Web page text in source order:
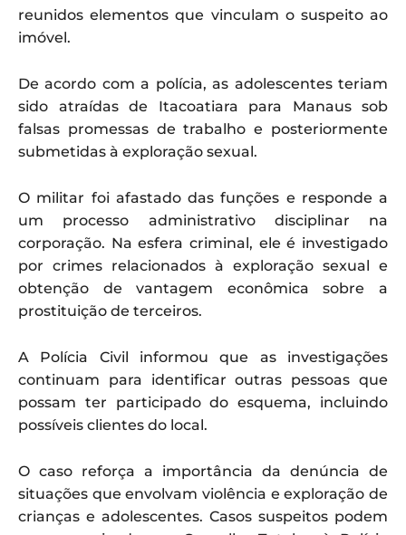
reunidos elementos que vinculam o suspeito ao
imóvel.
De acordo com a polícia, as adolescentes teriam
sido atraídas de Itacoatiara para Manaus sob
falsas promessas de trabalho e posteriormente
submetidas à exploração sexual.
O militar foi afastado das funções e responde a
um processo administrativo disciplinar na
corporação. Na esfera criminal, ele é investigado
por crimes relacionados à exploração sexual e
obtenção de vantagem econômica sobre a
prostituição de terceiros.
A Polícia Civil informou que as investigações
continuam para identificar outras pessoas que
possam ter participado do esquema, incluindo
possíveis clientes do local.
O caso reforça a importância da denúncia de
situações que envolvam violência e exploração de
crianças e adolescentes. Casos suspeitos podem